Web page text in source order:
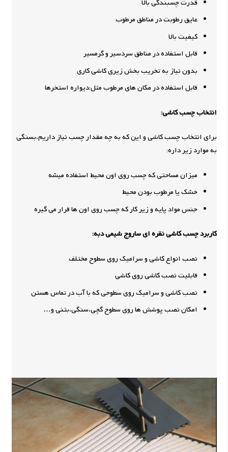
قدرت چسبندگی بالا
عایق رطوبت در مناطق مرطوب
کیفیت بالا
قابل استفاده در مناطق سردسیر و گرمسیر
بدون نیاز به تخریب بخش زیری کاشی کاری
قابل استفاده در مکان های مرطوب مثل:دیواره استخرها
انتخاب چسب کاشی:
برای انتخاب چسب کاشی و این که به چه مقدار چسب نیاز داریم،بسنگی
به موارد زیر داره:
میزان مساحتی که چسب روی اون محیط استفاده میشه
خشک یا مرطوب بودن محیط
جنس مواد پایه و زیر کار که چسب روی اون ها قرار می گیره
کاربرد چسب کاشی نقره ای ساروج شیمی دبه:
نصب انواع کاشی و سرامیک روی سطوح مختلف
قابلیت نصب کاشی روی کاشی
نصب کاشی و سرامیک روی سطوحی که با آب در تماس هستن
امکان نصب پوشش ها روی سطوح گچی،سنگی،بتنی و…